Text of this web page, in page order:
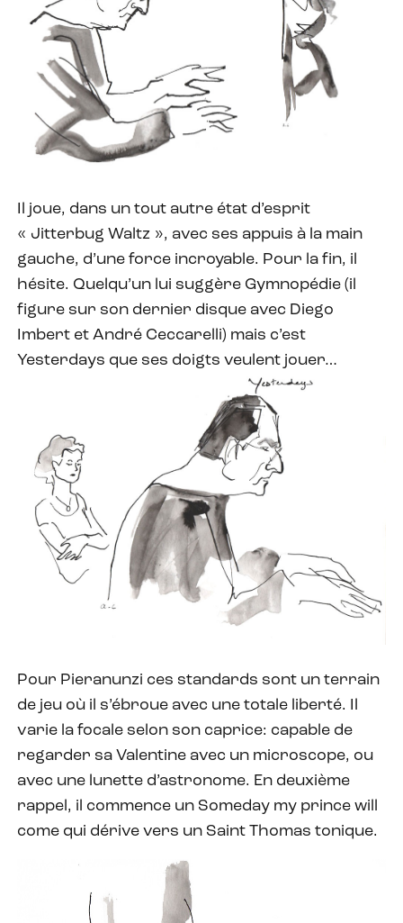
Il joue, dans un tout autre état d’esprit
« Jitterbug Waltz », avec ses appuis à la main
gauche, d’une force incroyable. Pour la fin, il
hésite. Quelqu’un lui suggère Gymnopédie (il
figure sur son dernier disque avec Diego
Imbert et André Ceccarelli) mais c’est
Yesterdays que ses doigts veulent jouer…
Pour Pieranunzi ces standards sont un terrain
de jeu où il s’ébroue avec une totale liberté. Il
varie la focale selon son caprice: capable de
regarder sa Valentine avec un microscope, ou
avec une lunette d’astronome. En deuxième
rappel, il commence un Someday my prince will
come qui dérive vers un Saint Thomas tonique.